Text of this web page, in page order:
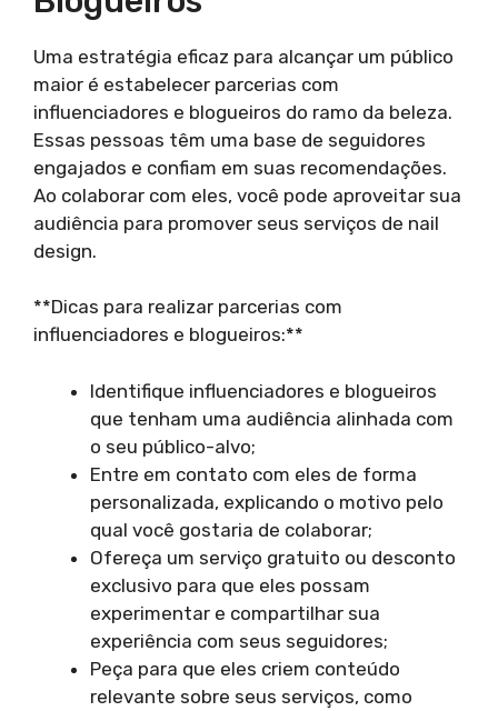
Uma estratégia eficaz para alcançar um público
maior é estabelecer parcerias com
influenciadores e blogueiros do ramo da beleza.
Essas pessoas têm uma base de seguidores
engajados e confiam em suas recomendações.
Ao colaborar com eles, você pode aproveitar sua
audiência para promover seus serviços de nail
design.
**Dicas para realizar parcerias com
influenciadores e blogueiros:**
Identifique influenciadores e blogueiros
que tenham uma audiência alinhada com
o seu público-alvo;
Entre em contato com eles de forma
personalizada, explicando o motivo pelo
qual você gostaria de colaborar;
Ofereça um serviço gratuito ou desconto
exclusivo para que eles possam
experimentar e compartilhar sua
experiência com seus seguidores;
Peça para que eles criem conteúdo
relevante sobre seus serviços, como